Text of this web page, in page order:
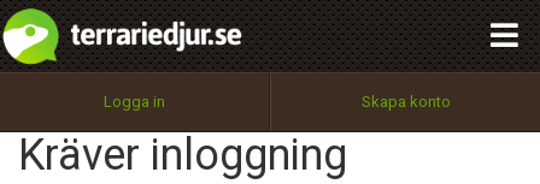
Logga in Skapa konto
Kräver inloggning
Utför
100%
OK
integritetspolicy
Namn:
Epost:
Begär nytt lösenord
Tillbaka till förstasidan